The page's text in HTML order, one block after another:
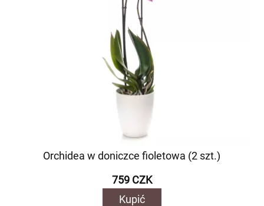
Orchidea w doniczce fioletowa (2 szt.)
759 CZK
Kupić